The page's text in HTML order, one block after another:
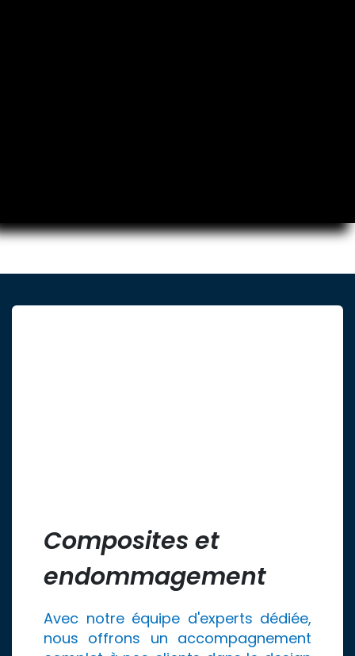
Composites et
endommagement
Avec notre équipe d'experts dédiée,
nous offrons un accompagnement